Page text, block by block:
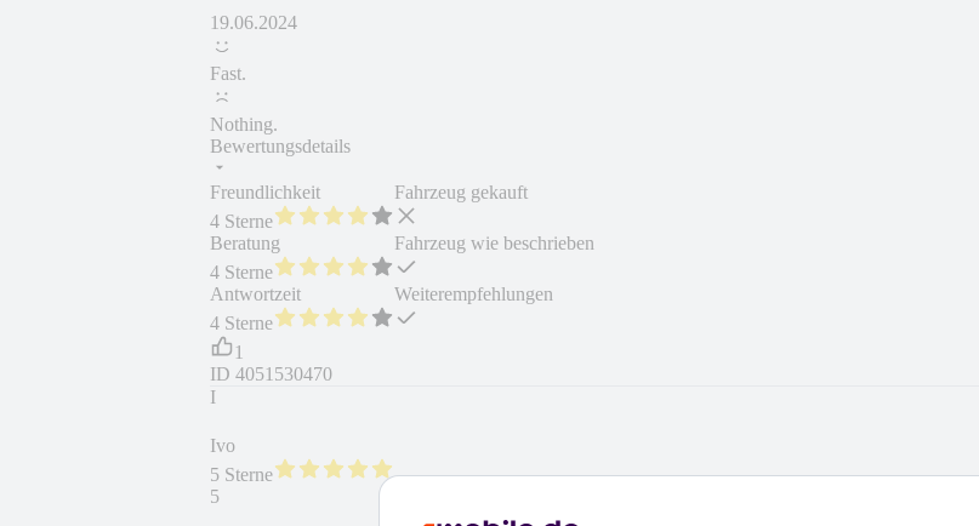
19.06.2024
Fast.
Nothing.
Bewertungsdetails
Freundlichkeit
4 Sterne
Beratung
4 Sterne
Antwortzeit
4 Sterne
Fahrzeug gekauft
Fahrzeug wie beschrieben
Weiterempfehlungen
1
ID 4051530470
I
Ivo
5 Sterne
5